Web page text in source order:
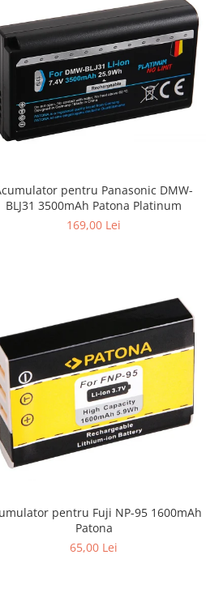
pentru Panasonic DMW-
BLJ31 3500mAh Patona Platinum
169,00 Lei
pentru Fuji NP-95 1600mAh
Patona
65,00 Lei